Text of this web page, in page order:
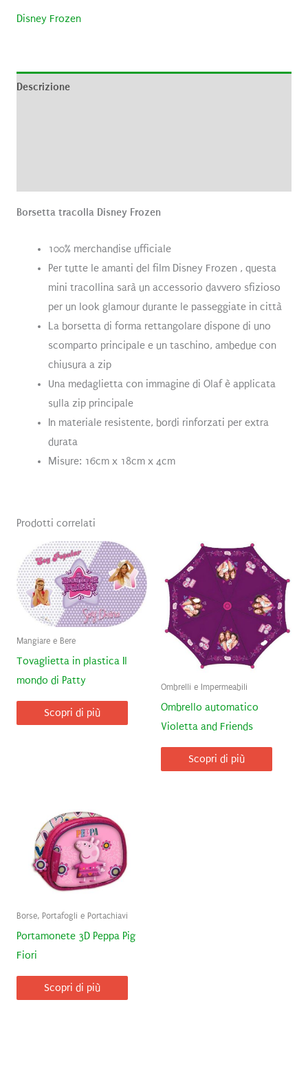
Disney Frozen
Descrizione
Borsetta tracolla Disney Frozen
100% merchandise ufficiale
Per tutte le amanti del film Disney Frozen , questa
mini tracollina sarà un accessorio davvero sfizioso
per un look glamour durante le passeggiate in città
La borsetta di forma rettangolare dispone di uno
scomparto principale e un taschino, ambedue con
chiusura a zip
Una medaglietta con immagine di Olaf è applicata
sulla zip principale
In materiale resistente, bordi rinforzati per extra
durata
Misure: 16cm x 18cm x 4cm
Prodotti correlati
Mangiare e Bere
Tovaglietta in plastica Il
mondo di Patty
Scopri di più
Ombrelli e Impermeabili
Ombrello automatico
Violetta and Friends
Scopri di più
Borse, Portafogli e Portachiavi
Portamonete 3D Peppa Pig
Fiori
Scopri di più